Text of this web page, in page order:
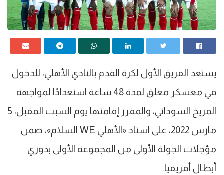
يستعد الفريق الأول لكرة القدم بالنادي الأهلي، للدخول
في معسكر مغلق لمدة 48 ساعة استعدادًا لمواجهة
المريخ السوداني، والمقرر إقامتها يوم السبت المقبل، 5
مارس 2022، على استاد «الأهلي WE السلام»، ضمن
مؤجلات الجولة الأولى من المجموعة الأولى بدوري
أبطال أفريقيا.